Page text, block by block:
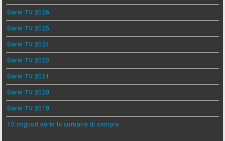
Serie TV 2026
Serie TV 2025
Serie TV 2024
Serie TV 2023
Serie TV 2021
Serie TV 2020
Serie TV 2019
10 migliori serie tv coreane di sempre